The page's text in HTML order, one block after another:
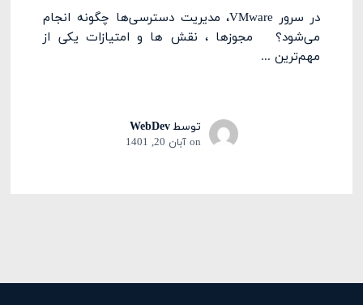
در سرور VMware، مدیریت دسترسی‌ها چگونه انجام
می‌شود؟ مجوزها ، نقش ها و امتیازات یکی از
مهم‌ترین ...
توسطWebDev
on آبان 20, 1401